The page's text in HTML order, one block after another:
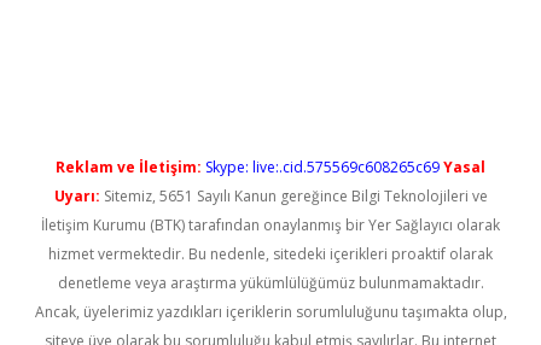
Reklam ve İletişim: Skype: live:.cid.575569c608265c69Yasal
Uyarı: Sitemiz, 5651 Sayılı Kanun gereğince Bilgi Teknolojileri ve
İletişim Kurumu (BTK) tarafından onaylanmış bir Yer Sağlayıcı olarak
hizmet vermektedir. Bu nedenle, sitedeki içerikleri proaktif olarak
denetleme veya araştırma yükümlülüğümüz bulunmamaktadır.
Ancak, üyelerimiz yazdıkları içeriklerin sorumluluğunu taşımakta olup,
siteye üye olarak bu sorumluluğu kabul etmiş sayılırlar. Bu internet